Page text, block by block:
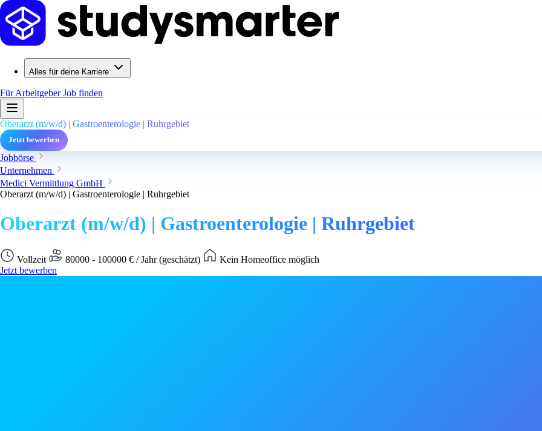
Alles für deine Karriere
Für ArbeitgeberJob finden
Oberarzt (m/w/d) | Gastroenterologie | Ruhrgebiet
Jetzt bewerben
Jobbörse
Unternehmen
Medici Vermittlung GmbH
Oberarzt (m/w/d) | Gastroenterologie | Ruhrgebiet
Oberarzt (m/w/d) | Gastroenterologie | Ruhrgebiet
Vollzeit 80000 - 100000 € / Jahr (geschätzt)
Kein Homeoffice möglich
Jetzt bewerben